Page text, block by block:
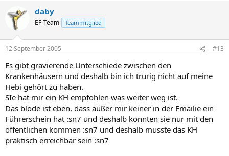
daby
EF-Team Teammitglied
12 September 2005 #13
Es gibt gravierende Unterschiede zwischen den
Krankenhäusern und deshalb bin ich trurig nicht auf meine
Hebi gehört zu haben.
SIe hat mir ein KH empfohlen was weiter weg ist.
Das blöde ist eben, dass außer mir keiner in der Fmailie ein
Führerschein hat :sn7 und deshalb konnten sie nur mit den
öffentlichen kommen :sn7 und deshalb musste das KH
praktisch erreichbar sein :sn7